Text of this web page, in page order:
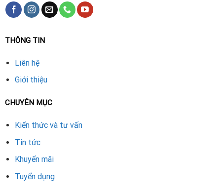
THÔNG TIN
Liên hệ
Giới thiệu
CHUYÊN MỤC
Kiến thức và tư vấn
Tin tức
Khuyến mãi
Tuyển dụng